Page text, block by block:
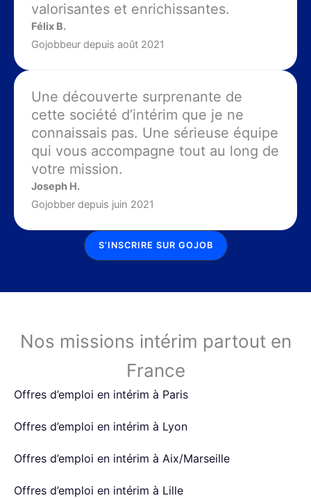
valorisantes et enrichissantes.
Félix B.
Gojobbeur depuis août 2021
Une découverte surprenante de
cette société d’intérim que je ne
connaissais pas. Une sérieuse équipe
qui vous accompagne tout au long de
votre mission.
Joseph H.
Gojobber depuis juin 2021
S’INSCRIRE SUR GOJOB
Nos missions intérim partout en
France
Offres d’emploi en intérim à Paris
Offres d’emploi en intérim à Lyon
Offres d’emploi en intérim à Aix/Marseille
Offres d’emploi en intérim à Lille